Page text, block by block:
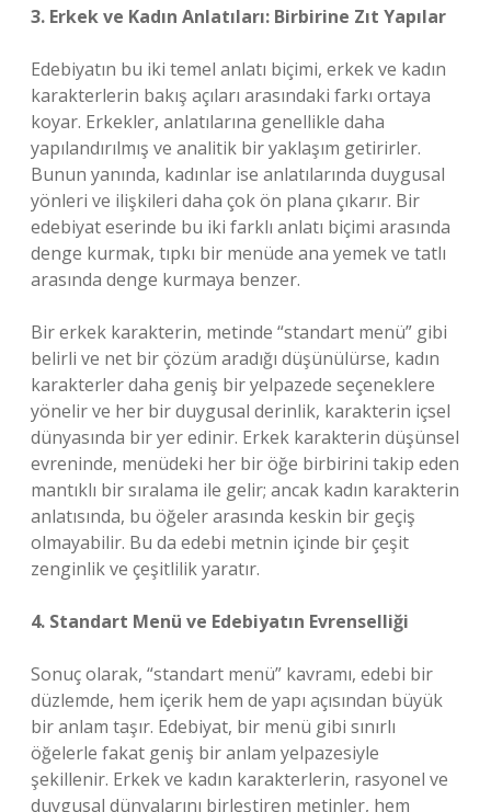
3. Erkek ve Kadın Anlatıları: Birbirine Zıt Yapılar
Edebiyatın bu iki temel anlatı biçimi, erkek ve kadın
karakterlerin bakış açıları arasındaki farkı ortaya
koyar. Erkekler, anlatılarına genellikle daha
yapılandırılmış ve analitik bir yaklaşım getirirler.
Bunun yanında, kadınlar ise anlatılarında duygusal
yönleri ve ilişkileri daha çok ön plana çıkarır. Bir
edebiyat eserinde bu iki farklı anlatı biçimi arasında
denge kurmak, tıpkı bir menüde ana yemek ve tatlı
arasında denge kurmaya benzer.
Bir erkek karakterin, metinde “standart menü” gibi
belirli ve net bir çözüm aradığı düşünülürse, kadın
karakterler daha geniş bir yelpazede seçeneklere
yönelir ve her bir duygusal derinlik, karakterin içsel
dünyasında bir yer edinir. Erkek karakterin düşünsel
evreninde, menüdeki her bir öğe birbirini takip eden
mantıklı bir sıralama ile gelir; ancak kadın karakterin
anlatısında, bu öğeler arasında keskin bir geçiş
olmayabilir. Bu da edebi metnin içinde bir çeşit
zenginlik ve çeşitlilik yaratır.
4. Standart Menü ve Edebiyatın Evrenselliği
Sonuç olarak, “standart menü” kavramı, edebi bir
düzlemde, hem içerik hem de yapı açısından büyük
bir anlam taşır. Edebiyat, bir menü gibi sınırlı
öğelerle fakat geniş bir anlam yelpazesiyle
şekillenir. Erkek ve kadın karakterlerin, rasyonel ve
duygusal dünyalarını birleştiren metinler, hem